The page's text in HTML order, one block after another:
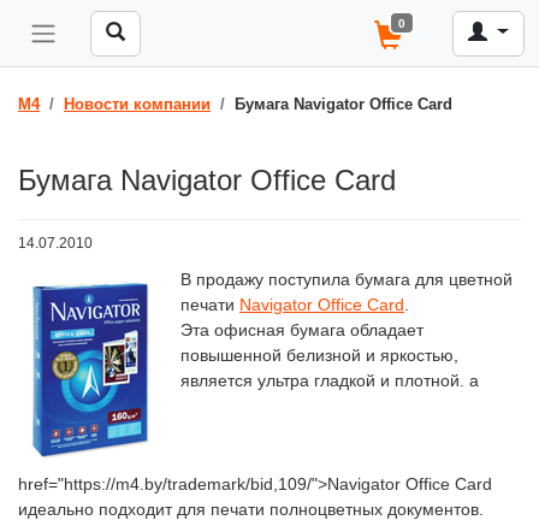
0
M4 Новости компании Бумага Navigator Office Card
Бумага Navigator Office Card
14.07.2010
В продажу поступила бумага для цветной
печати Navigator Office Card
Эта офисная бумага обладает
повышенной белизной и яркостью,
является ультра гладкой и плотной. a
href="https://m4.by/trademark/bid,109/">Navigator Office Card
идеально подходит для печати полноцветных документов.